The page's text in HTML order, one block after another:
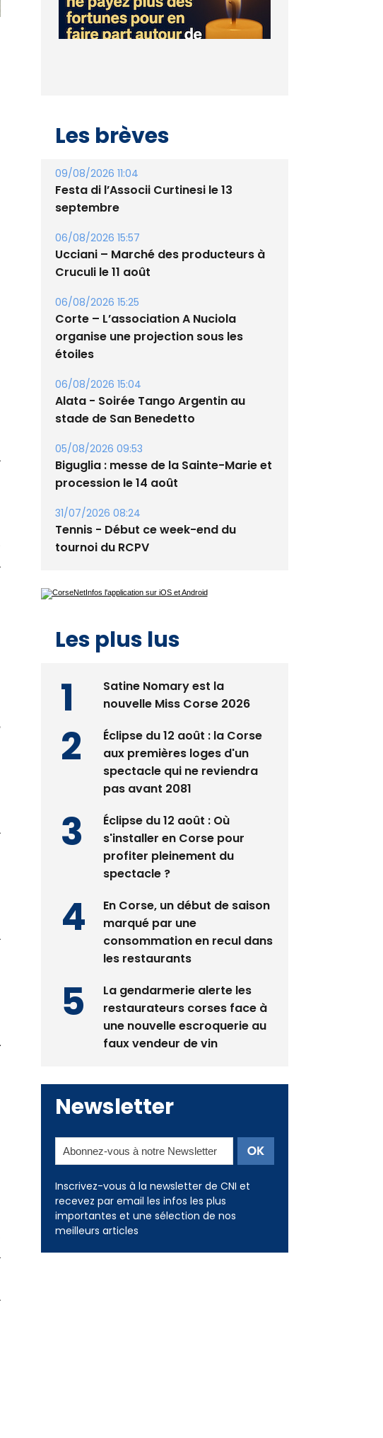
Les brèves
09/08/2026 11:04
Festa di l’Associi Curtinesi le 13
septembre
06/08/2026 15:57
Ucciani – Marché des producteurs à
Cruculi le 11 août
06/08/2026 15:25
Corte – L’association A Nuciola
organise une projection sous les
étoiles
06/08/2026 15:04
Alata - Soirée Tango Argentin au
stade de San Benedetto
05/08/2026 09:53
Biguglia : messe de la Sainte-Marie et
procession le 14 août
31/07/2026 08:24
Tennis - Début ce week-end du
tournoi du RCPV
Les plus lus
Satine Nomary est la
nouvelle Miss Corse 2026
Éclipse du 12 août : la Corse
aux premières loges d'un
spectacle qui ne reviendra
pas avant 2081
Éclipse du 12 août : Où
s'installer en Corse pour
profiter pleinement du
spectacle ?
En Corse, un début de saison
marqué par une
consommation en recul dans
les restaurants
La gendarmerie alerte les
restaurateurs corses face à
une nouvelle escroquerie au
faux vendeur de vin
Newsletter
Inscrivez-vous à la newsletter de CNI et
recevez par email les infos les plus
importantes et une sélection de nos
meilleurs articles